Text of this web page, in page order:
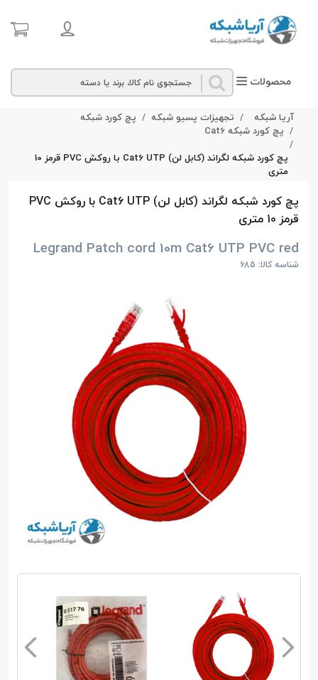
محصولات
آریا شبکه تجهیزات پسیو شبکه
پچ کورد شبکه
پچ کورد شبکه Cat6
پچ کورد شبکه لگراند (کابل لن) Cat6 UTP با روکش PVC قرمز 10
متری
پچ کورد شبکه لگراند (کابل لن) Cat6 UTP با روکش PVC
قرمز 10 متری
Legrand Patch cord 10m Cat6 UTP PVC red
شناسه کالا: 685